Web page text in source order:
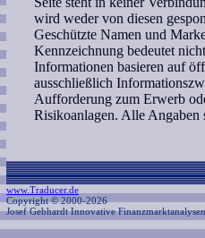
wird weder von diesen
Geschützte Namen und
Kennzeichnung bedeutet
Informationen basieren auf
ausschließlich
Aufforderung zum Erwerb
Risikoanlagen. Alle Angaben
www.Traducer.de
Copyright © 2000-2026
Josef Gebhardt Innovative Finanzmarktanalysen